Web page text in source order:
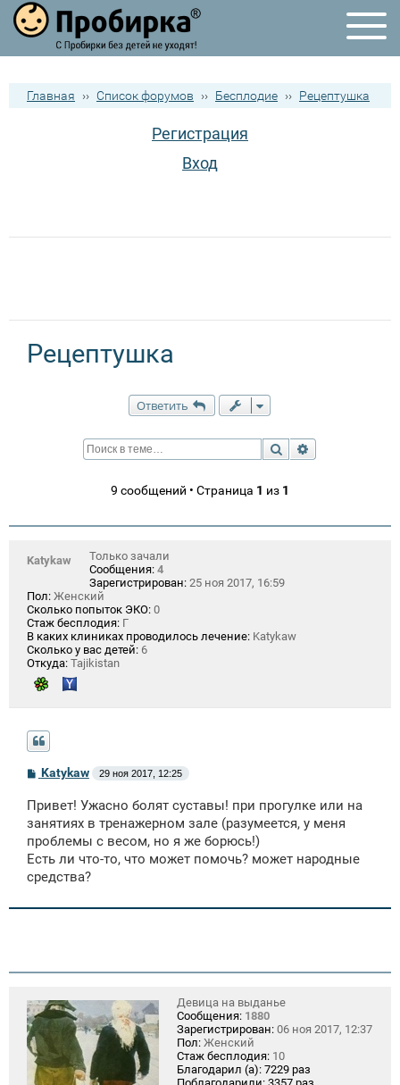
Главная ›› Список форумов ›› Бесплодие ›› Рецептушка
Регистрация
Вход
Рецептушка
Ответить
Поиск
9 сообщений • Страница 1 из 1
Katykaw
Только зачали
Сообщения: 4
Зарегистрирован: 25 ноя 2017, 16:59
Пол: Женский
Сколько попыток ЭКО: 0
Стаж бесплодия: Г
В каких клиниках проводилось лечение: Katykaw
Сколько у вас детей: 6
Откуда: Tajikistan
С
б
щ
н
и
Katykaw 29 ноя 2017, 12:25
Привет! Ужасно болят суставы! при прогулке или на
занятиях в тренажерном зале (разумеется, у меня
проблемы с весом, но я же борюсь!)
Есть ли что-то, что может помочь? может народные
средства?
Девица на выданье
Сообщения: 1880
Зарегистрирован: 06 ноя 2017, 12:37
Пол: Женский
Стаж бесплодия: 10
Благодарил (а): 7229 раз